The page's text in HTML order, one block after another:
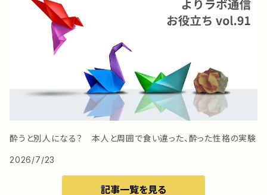
酔うと別人になる？ 本人と周囲で食い違った、酔った性格の実験
2026/7/23
記事一覧を見る